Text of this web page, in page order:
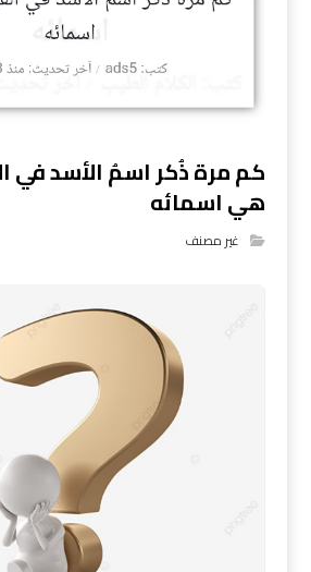
كم مرة ذُكر اسمُ الأسد في
هي اسمائه
غير مصنف